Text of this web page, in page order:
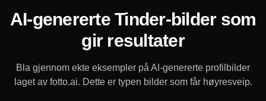
AI-genererte Tinder-bilder som
gir resultater
Bla gjennom ekte eksempler på AI-genererte profilbilder
laget av fotto.ai. Dette er typen bilder som får høyresveip.